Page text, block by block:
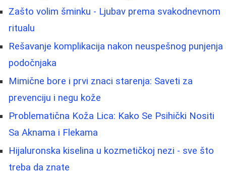
Zašto volim šminku - Ljubav prema svakodnevnom
ritualu
Rešavanje komplikacija nakon neuspešnog punjenja
podočnjaka
Mimične bore i prvi znaci starenja: Saveti za
prevenciju i negu kože
Problematična Koža Lica: Kako Se Psihički Nositi
Sa Aknama i Flekama
Hijaluronska kiselina u kozmetičkoj nezi - sve što
treba da znate